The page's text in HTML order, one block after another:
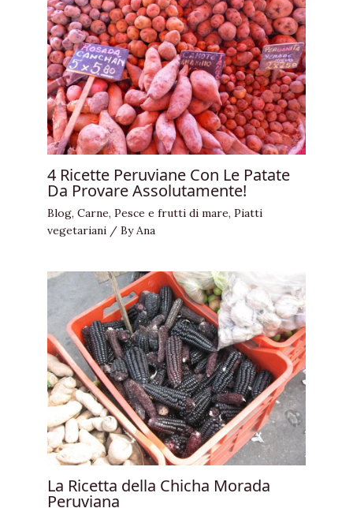
4 Ricette Peruviane Con Le Patate
Da Provare Assolutamente!
Blog, Carne, Pesce e frutti di mare, Piatti
vegetariani / ByAna
La Ricetta della Chicha Morada
Peruviana